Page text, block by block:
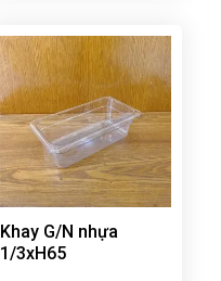
Khay G/N nhựa
1/3xH65